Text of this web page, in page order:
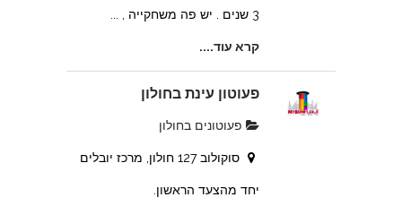
3 שנים . יש פה משחקייה , ...
קרא עוד....
פעוטון עינת בחולון
פעוטונים בחולון
סוקולוב 127 חולון, מרכז יובלים
יחד מהצעד הראשון.